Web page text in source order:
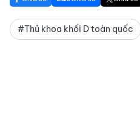
#Thủ khoa khối D toàn quốc